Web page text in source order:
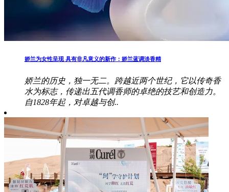
娇兰为女性呈现 具有非凡意义的新作：娇兰蓝调淡香精
娇兰的历史，独一无二。跨越近两个世纪，它以传奇香
水为标志，传递出五代调香师的卓绝的技艺和创造力。
自1828年起，对卓越与创..